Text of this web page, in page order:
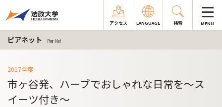
アクセス LANGUAGE 検索 MENU
ピアネット Peer Net
2017年度
市ヶ谷発、ハーブでおしゃれな日常を～ス
イーツ付き～